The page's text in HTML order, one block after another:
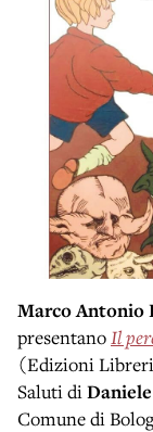
Marco Antonio
presentano Il
(Edizioni
Saluti di
Comune di